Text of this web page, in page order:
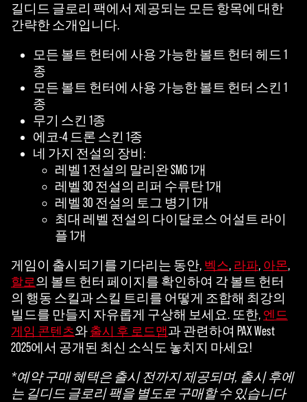
길디드 글로리 팩에서 제공되는 모든 항목에 대한
간략한 소개입니다.
모든 볼트 헌터에 사용 가능한 볼트 헌터 헤드 1
종
모든 볼트 헌터에 사용 가능한 볼트 헌터 스킨 1
종
무기 스킨 1종
에코-4 드론 스킨 1종
네 가지 전설의 장비:
레벨 1 전설의 말리완 SMG 1개
레벨 30 전설의 리퍼 수류탄 1개
레벨 30 전설의 토그 병기 1개
최대 레벨 전설의 다이달로스 어설트 라이
플 1개
게임이 출시되기를 기다리는 동안, 벡스, 라파, 아몬,
할로의 볼트 헌터 페이지를 확인하여 각 볼트 헌터
의 행동 스킬과 스킬 트리를 어떻게 조합해 최강의
빌드를 만들지 자유롭게 구상해 보세요. 또한, 엔드
게임 콘텐츠와 출시 후 로드맵과 관련하여 PAX West
2025에서 공개된 최신 소식도 놓치지 마세요!
*예약 구매 혜택은 출시 전까지 제공되며, 출시 후에
는 길디드 글로리 팩을 별도로 구매할 수 있습니다